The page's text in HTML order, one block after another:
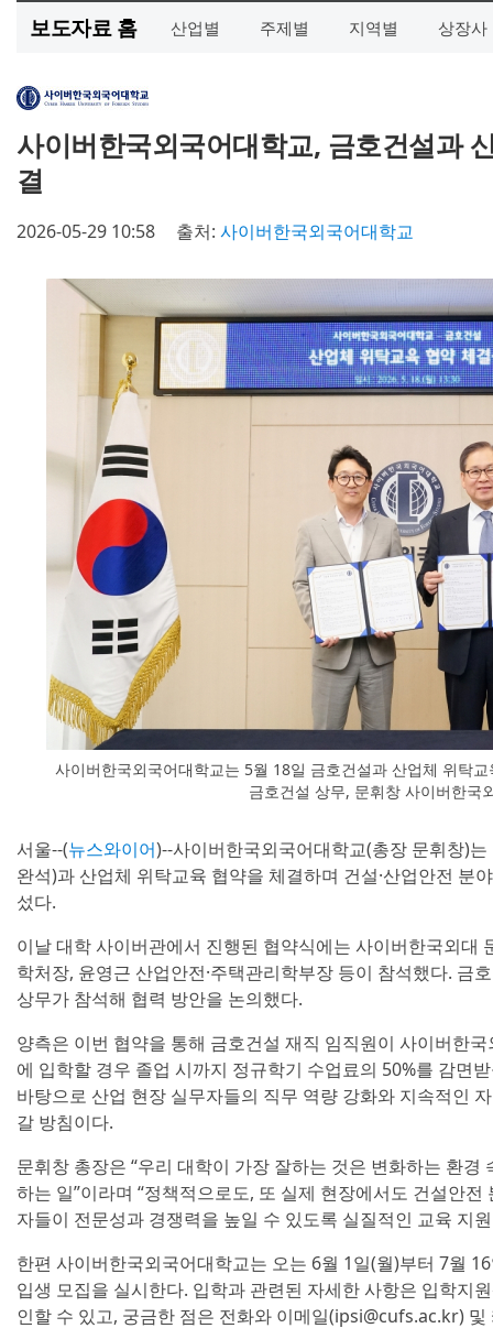
보도자료 홈 산업별 주제별 지역별 상장사
사이버한국외국어대학교, 금호건설과
결
2026-05-29 10:58 출처: 사이버한국외국어대학교
사이버한국외국어대학교는 5월 18일 금호건설과 산업체 위탁
금호건설 상무, 문휘창 사이버한국
서울--(뉴스와이어)--사이버한국외국어대학교(총장 문휘창)
완석)과 산업체 위탁교육 협약을 체결하며 건설·산업안전 분
섰다.
이날 대학 사이버관에서 진행된 협약식에는 사이버한국외대
학처장, 윤영근 산업안전·주택관리학부장 등이 참석했다. 금
상무가 참석해 협력 방안을 논의했다.
양측은 이번 협약을 통해 금호건설 재직 임직원이 사이버한
에 입학할 경우 졸업 시까지 정규학기 수업료의 50%를 감면
바탕으로 산업 현장 실무자들의 직무 역량 강화와 지속적인
갈 방침이다.
문휘창 총장은 “우리 대학이 가장 잘하는 것은 변화하는 환경
하는 일”이라며 “정책적으로도, 또 실제 현장에서도 건설안
자들이 전문성과 경쟁력을 높일 수 있도록 실질적인 교육 지
한편 사이버한국외국어대학교는 오는 6월 1일(월)부터 7월
입생 모집을 실시한다. 입학과 관련된 자세한 사항은 입학지
인할 수 있고, 궁금한 점은 전화와 이메일(ipsi@cufs.ac.kr)